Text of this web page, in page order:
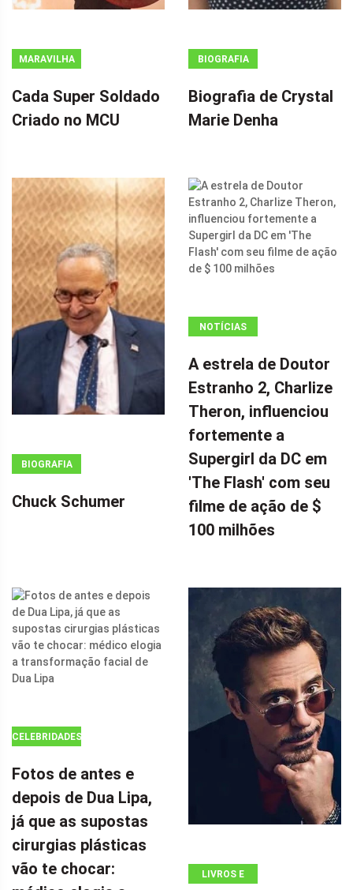
MARAVILHA
Cada Super Soldado
Criado no MCU
BIOGRAFIA
Biografia de Crystal
Marie Denha
BIOGRAFIA
Chuck Schumer
NOTÍCIAS
(ADSBYGOOGLE
=
WINDOW.ADSBYGOOGLE
|| []).PUSH({});
A ESTRELA DE
DOUTOR
ESTRANHO 2,
CHARLIZE
THERON,
DA DC EM 'THE
FLASH' COM
SEU FILME DE
AÇÃO DE $ 100
MILHÕES POR
A estrela de Doutor
Estranho 2, Charlize
Theron, influenciou
fortemente a
Supergirl da DC em
'The Flash' com seu
filme de ação de $
100 milhões
CELEBRIDADES
Fotos de antes e
depois de Dua Lipa,
já que as supostas
cirurgias plásticas
vão te chocar:
LIVROS E